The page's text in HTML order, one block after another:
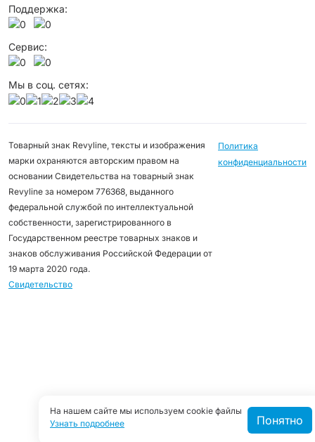
Поддержка:
Сервис:
Мы в соц. сетях:
Товарный знак Revyline, тексты и изображения
марки охраняются авторским правом на
основании Свидетельства на товарный знак
Revyline за номером 776368, выданного
федеральной службой по интеллектуальной
собственности, зарегистрированного в
Государственном реестре товарных знаков и
знаков обслуживания Российской Федерации от
19 марта 2020 года.
Свидетельство
Политика
конфиденциальности
На нашем сайте мы используем cookie файлы
Узнать подробнее
Понятно